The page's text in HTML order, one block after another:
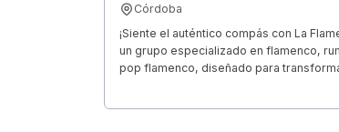
Córdoba
¡Siente el auténtico compás con La
un grupo especializado en flamenco,
pop flamenco, diseñado para